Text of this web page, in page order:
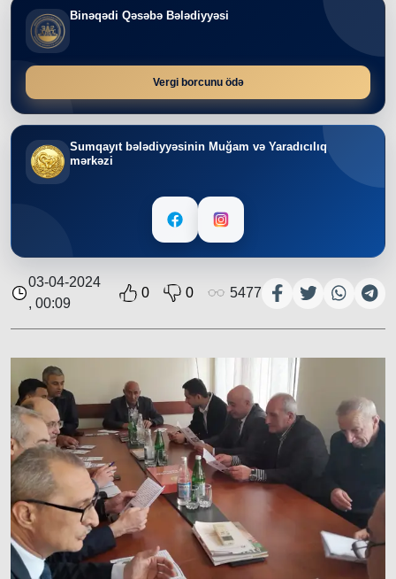
Binəqədi Qəsəbə Bələdiyyəsi
Vergi borcunu ödə
Sumqayıt bələdiyyəsinin Muğam və Yaradıcılıq
mərkəzi
03-04-2024
, 00:09
0 0 5477